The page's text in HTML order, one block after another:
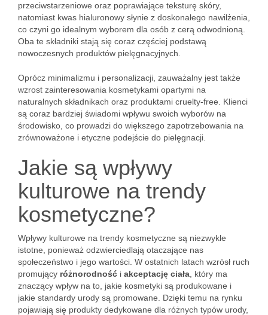
przeciwstarzeniowe oraz poprawiające teksturę skóry,
natomiast kwas hialuronowy słynie z doskonałego nawilżenia,
co czyni go idealnym wyborem dla osób z cerą odwodnioną.
Oba te składniki stają się coraz częściej podstawą
nowoczesnych produktów pielęgnacyjnych.
Oprócz minimalizmu i personalizacji, zauważalny jest także
wzrost zainteresowania kosmetykami opartymi na
naturalnych składnikach oraz produktami cruelty-free. Klienci
są coraz bardziej świadomi wpływu swoich wyborów na
środowisko, co prowadzi do większego zapotrzebowania na
zrównoważone i etyczne podejście do pielęgnacji.
Jakie są wpływy
kulturowe na trendy
kosmetyczne?
Wpływy kulturowe na trendy kosmetyczne są niezwykle
istotne, ponieważ odzwierciedlają otaczające nas
społeczeństwo i jego wartości. W ostatnich latach wzrósł ruch
promujący różnorodność i akceptację ciała , który ma
znaczący wpływ na to, jakie kosmetyki są produkowane i
jakie standardy urody są promowane. Dzięki temu na rynku
pojawiają się produkty dedykowane dla różnych typów urody,